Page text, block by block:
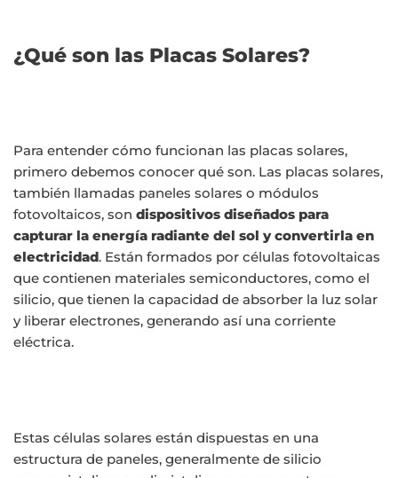
¿Qué son las Placas Solares?
Para entender cómo funcionan las placas solares,
primero debemos conocer qué son. Las placas solares,
también llamadas paneles solares o módulos
fotovoltaicos, son dispositivos diseñados para
capturar la energía radiante del sol y convertirla en
electricidad. Están formados por células fotovoltaicas
que contienen materiales semiconductores, como el
silicio, que tienen la capacidad de absorber la luz solar
y liberar electrones, generando así una corriente
eléctrica.
Estas células solares están dispuestas en una
estructura de paneles, generalmente de silicio